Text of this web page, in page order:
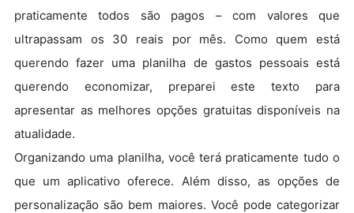
praticamente todos são pagos – com valores que
ultrapassam os 30 reais por mês. Como quem está
querendo fazer uma planilha de gastos pessoais está
querendo economizar, preparei este texto para
apresentar as melhores opções gratuitas disponíveis na
atualidade.
Organizando uma planilha, você terá praticamente tudo o
que um aplicativo oferece. Além disso, as opções de
personalização são bem maiores. Você pode categorizar